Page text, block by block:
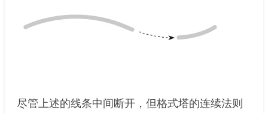
尽管上述的线条中间断开，但格式塔的连续法则